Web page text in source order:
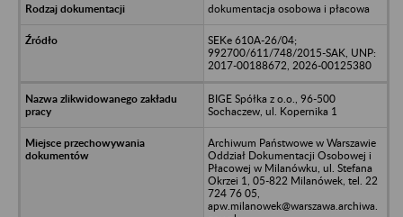
dokumentacja osobowa i płacowa
SEKe 610A-26/04;
992700/611/748/2015-SAK, UNP:
2017-00188672, 2026-00125380
BIGE Spółka z o.o., 96-500
Sochaczew, ul. Kopernika 1
Archiwum Państwowe w Warszawie
Oddział Dokumentacji Osobowej i
Płacowej w Milanówku, ul. Stefana
Okrzei 1, 05-822 Milanówek, tel. 22
724 76 05,
apw.milanowek@warszawa.archiwa.